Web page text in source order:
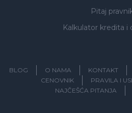
Pitaj
Kalkulator kredita i
BLOG O NAMA KONTAKT
CENOVNIK
PRAVILA I
NAJČEŠĆA PITANJA